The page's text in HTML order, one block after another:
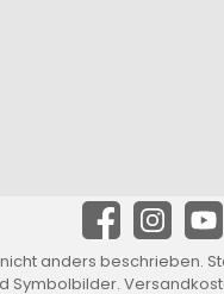
anders beschrieben.